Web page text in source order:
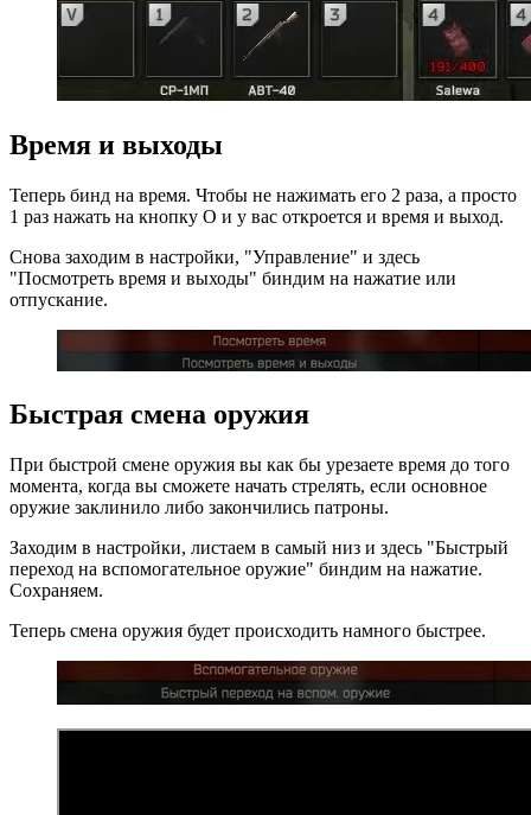
Время и выходы
Теперь бинд на время. Чтобы не нажимать его 2 раза, а просто
1 раз нажать на кнопку О и у вас откроется и время и выход.
Снова заходим в настройки, "Управление" и здесь
"Посмотреть время и выходы" биндим на нажатие или
отпускание.
Быстрая смена оружия
При быстрой смене оружия вы как бы урезаете время до того
момента, когда вы сможете начать стрелять, если основное
оружие заклинило либо закончились патроны.
Заходим в настройки, листаем в самый низ и здесь "Быстрый
переход на вспомогательное оружие" биндим на нажатие.
Сохраняем.
Теперь смена оружия будет происходить намного быстрее.